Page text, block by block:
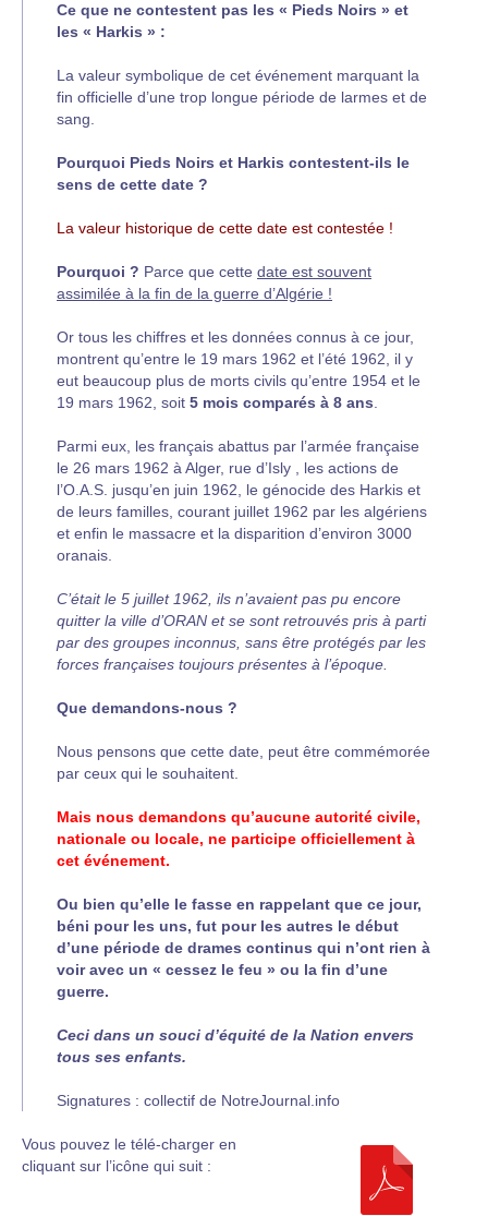
Ce que ne contestent pas les « Pieds Noirs » et
les « Harkis » :
La valeur symbolique de cet événement marquant la
fin officielle d’une trop longue période de larmes et de
sang.
Pourquoi Pieds Noirs et Harkis contestent-ils le
sens de cette date ?
La valeur historique de cette date est contestée !
Pourquoi ? Parce que cette date est souvent
assimilée à la fin de la guerre d’Algérie !
Or tous les chiffres et les données connus à ce jour,
montrent qu’entre le 19 mars 1962 et l’été 1962, il y
eut beaucoup plus de morts civils qu’entre 1954 et le
19 mars 1962, soit 5 mois comparés à 8 ans
Parmi eux, les français abattus par l’armée française
le 26 mars 1962 à Alger, rue d’Isly , les actions de
l’O.A.S. jusqu’en juin 1962, le génocide des Harkis et
de leurs familles, courant juillet 1962 par les algériens
et enfin le massacre et la disparition d’environ 3000
oranais.
C’était le 5 juillet 1962, ils n’avaient pas pu encore
quitter la ville d’ORAN et se sont retrouvés pris à parti
par des groupes inconnus, sans être protégés par les
forces françaises toujours présentes à l’époque.
Que demandons-nous ?
Nous pensons que cette date, peut être commémorée
par ceux qui le souhaitent.
Mais nous demandons qu’aucune autorité civile,
nationale ou locale, ne participe officiellement à
cet événement.
Ou bien qu’elle le fasse en rappelant que ce jour,
béni pour les uns, fut pour les autres le début
d’une période de drames continus qui n’ont rien à
voir avec un « cessez le feu » ou la fin d’une
guerre.
Ceci dans un souci d’équité de la Nation envers
tous ses enfants.
Signatures : collectif de NotreJournal.info
Vous pouvez le télé-charger en
cliquant sur l’icône qui suit :